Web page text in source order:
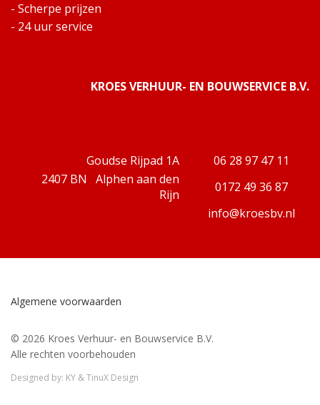
- Scherpe prijzen
- 24 uur service
KROES VERHUUR- EN BOUWSERVICE B.V.
Goudse Rijpad 1A
06 28 97 47 11
2407 BN Alphen aan den
Rijn
0172 49 36 87
info@kroesbv.nl
Algemene voorwaarden
© 2026 Kroes Verhuur- en Bouwservice B.V.
Alle rechten voorbehouden
Designed by: KY &TinuX Design